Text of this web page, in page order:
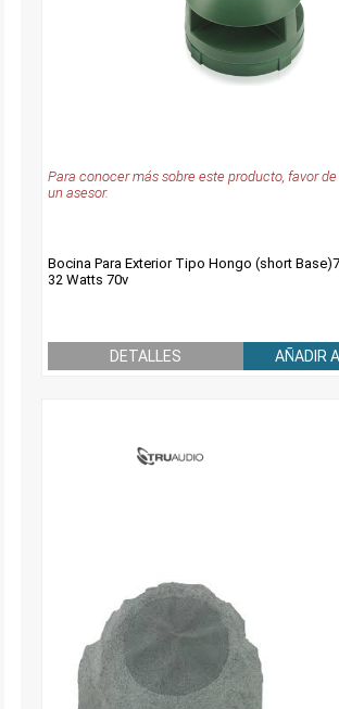
Para conocer más sobre este producto, favor
un asesor.
Bocina Para Exterior Tipo Hongo (short
32 Watts 70v
DETALLES AÑADIR